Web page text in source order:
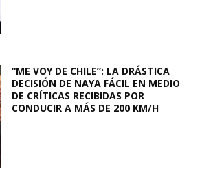
“ME VOY DE CHILE”: LA DRÁSTICA
DECISIÓN DE NAYA FÁCIL EN MEDIO
DE CRÍTICAS RECIBIDAS POR
CONDUCIR A MÁS DE 200 KM/H